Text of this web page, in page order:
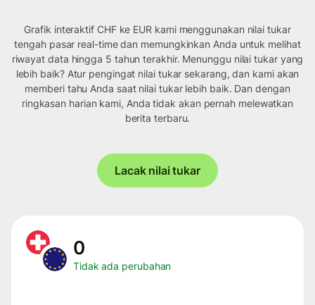
Grafik interaktif CHF ke EUR kami menggunakan nilai tukar
tengah pasar real-time dan memungkinkan Anda untuk melihat
riwayat data hingga 5 tahun terakhir. Menunggu nilai tukar yang
lebih baik? Atur pengingat nilai tukar sekarang, dan kami akan
memberi tahu Anda saat nilai tukar lebih baik. Dan dengan
ringkasan harian kami, Anda tidak akan pernah melewatkan
berita terbaru.
Lacak nilai tukar
0
Tidak ada perubahan